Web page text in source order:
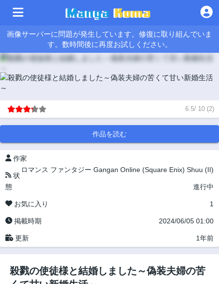
画像サーバーに問題が発生しています。修復に取り組んでいま
す。数時間後に再度お試しください。
6.5/ 10 (2)
作品を読む
作家
ロマンス ファンタジー Gangan Online (Square Enix) Shuu (II)
状
態
進行中
お気に入り 1
掲載時期 2024/06/05 01:00
更新 1年前
殺戮の使徒様と結婚しました～偽装夫婦の苦